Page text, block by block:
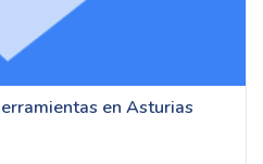
en Asturias